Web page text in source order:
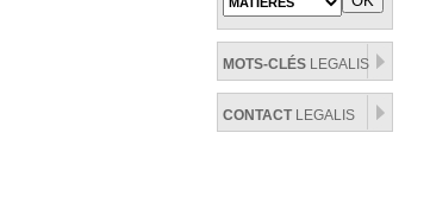
MOTS-CLÉS LEGALIS
CONTACTLEGALIS